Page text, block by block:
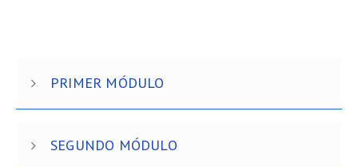
PRIMER MÓDULO
SEGUNDO MÓDULO